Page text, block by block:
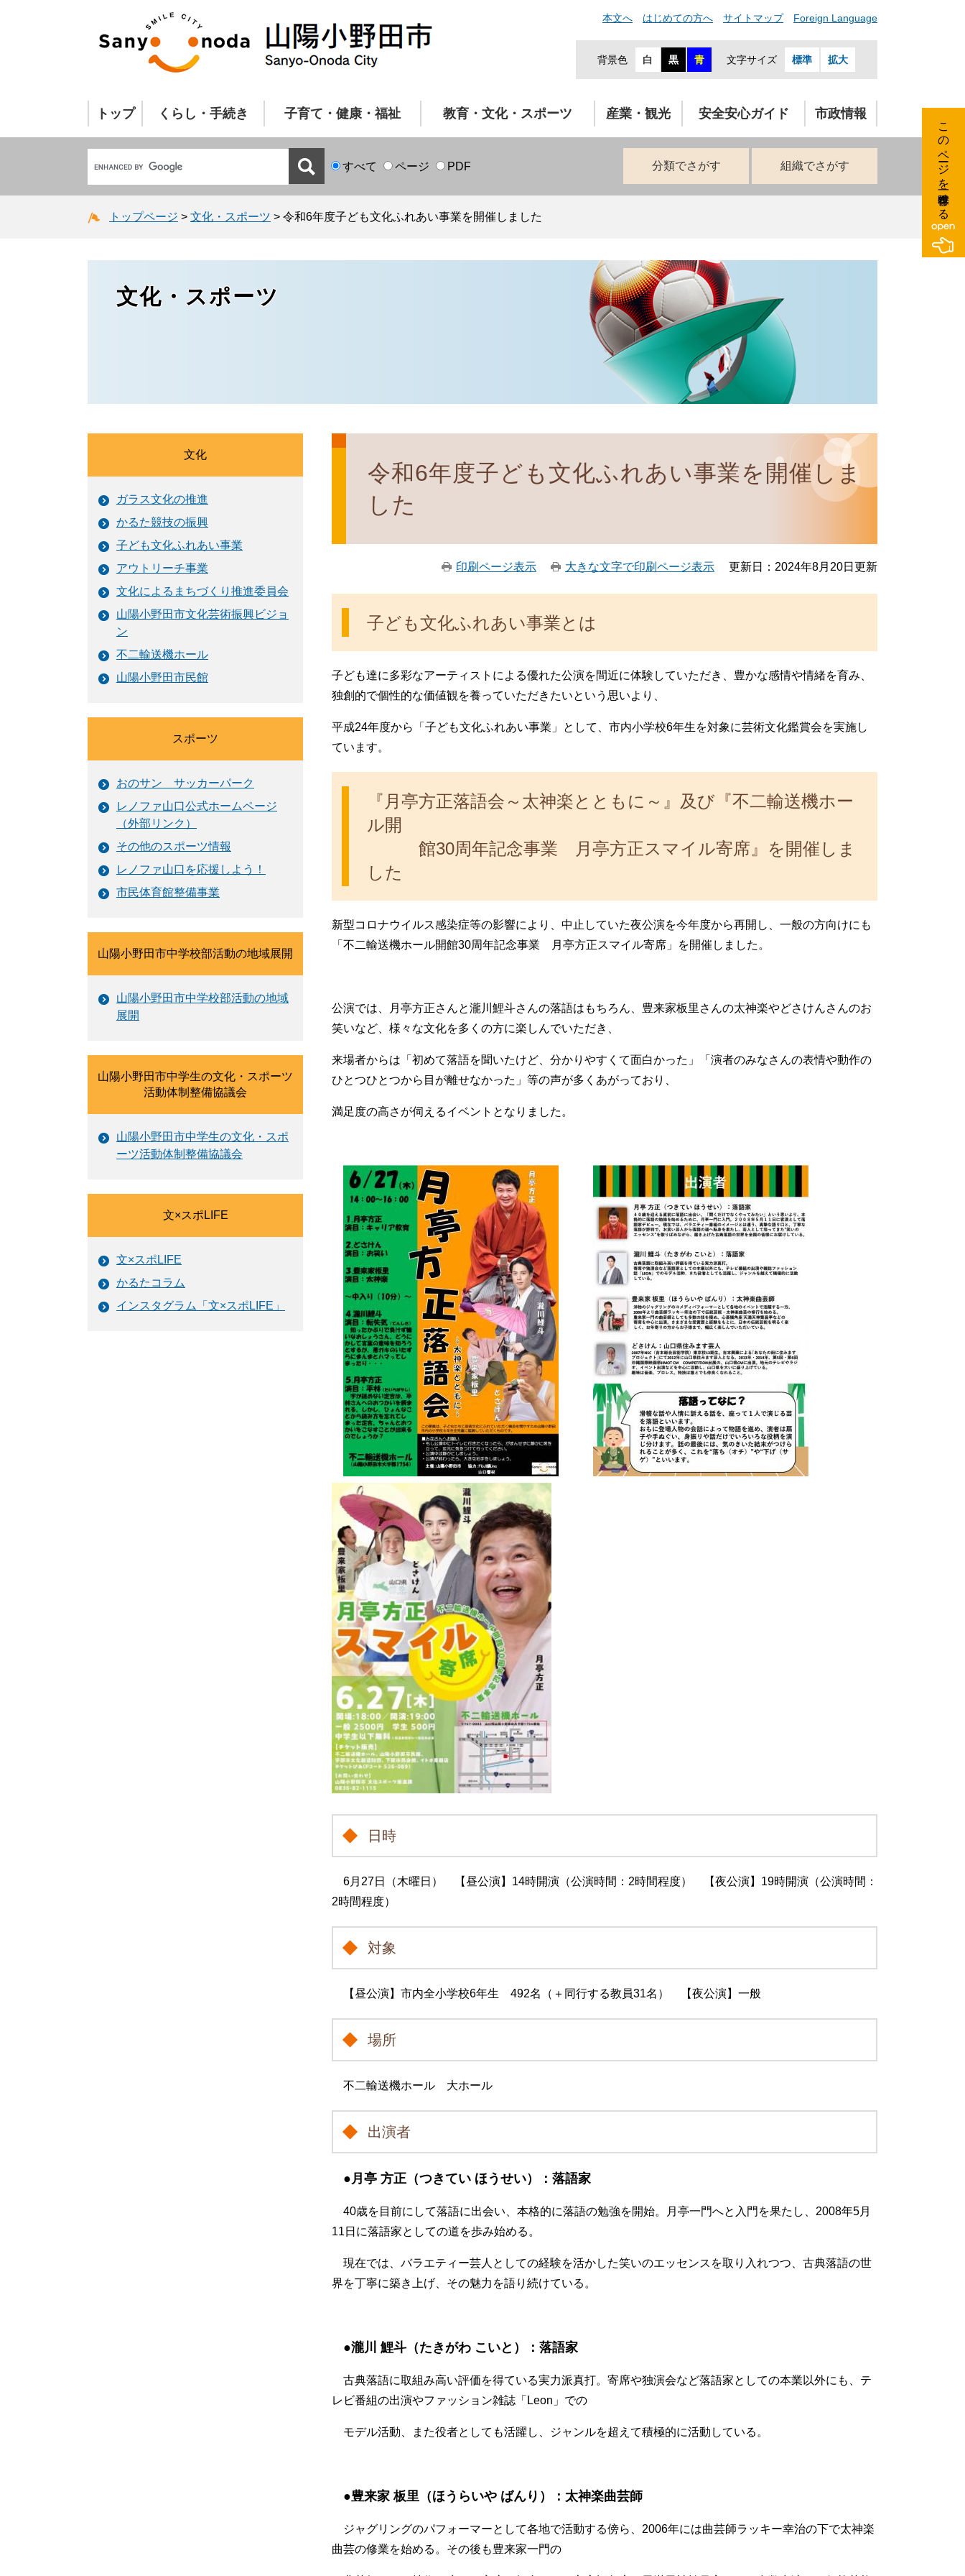
本文へ はじめての方へ サイトマップ Foreign Language
背景色 白 黒 青 文字サイズ 標準 拡大
トップ くらし・手続き 子育て・健康・福祉 教育・文化・スポーツ 産業・観光 安全安心ガイド 市政情報
すべて ページ PDF 分類でさがす 組織でさがす
トップページ > 文化・スポーツ > 令和6年度子ども文化ふれあい事業を開催しました
文化・スポーツ
令和6年度子ども文化ふれあい事業を開催しま
した
印刷ページ表示 大きな文字で印刷ページ表示 更新日：2024年8月20日更新
子ども文化ふれあい事業とは
子ども達に多彩なアーティストによる優れた公演を間近に体験していただき、豊かな感情や情緒を育み、
独創的で個性的な価値観を養っていただきたいという思いより、
平成24年度から「子ども文化ふれあい事業」として、市内小学校6年生を対象に芸術文化鑑賞会を実施し
ています。
『月亭方正落語会～太神楽とともに～』及び『不二輸送機ホー
ル開
館30周年記念事業 月亭方正スマイル寄席』を開催しま
した
新型コロナウイルス感染症等の影響により、中止していた夜公演を今年度から再開し、一般の方向けにも
「不二輸送機ホール開館30周年記念事業 月亭方正スマイル寄席」を開催しました。
公演では、月亭方正さんと瀧川鯉斗さんの落語はもちろん、豊来家板里さんの太神楽やどさけんさんのお
笑いなど、様々な文化を多くの方に楽しんでいただき、
来場者からは「初めて落語を聞いたけど、分かりやすくて面白かった」「演者のみなさんの表情や動作の
ひとつひとつから目が離せなかった」等の声が多くあがっており、
満足度の高さが伺えるイベントとなりました。
日時
6月27日（木曜日） 【昼公演】14時開演（公演時間：2時間程度） 【夜公演】19時開演（公演時間：
2時間程度）
対象
【昼公演】市内全小学校6年生 492名（＋同行する教員31名） 【夜公演】一般
場所
不二輸送機ホール 大ホール
出演者
●月亭 方正（つきてい ほうせい）：落語家
40歳を目前にして落語に出会い、本格的に落語の勉強を開始。月亭一門へと入門を果たし、2008年5月
11日に落語家としての道を歩み始める。
現在では、バラエティー芸人としての経験を活かした笑いのエッセンスを取り入れつつ、古典落語の世
界を丁寧に築き上げ、その魅力を語り続けている。
●瀧川 鯉斗（たきがわ こいと）：落語家
古典落語に取組み高い評価を得ている実力派真打。寄席や独演会など落語家としての本業以外にも、テ
レビ番組の出演やファッション雑誌「Leon」での
モデル活動、また役者としても活躍し、ジャンルを超えて積極的に活動している。
●豊来家 板里（ほうらいや ばんり）：太神楽曲芸師
ジャグリングのパフォーマーとして各地で活動する傍ら、2006年には曲芸師ラッキー幸治の下で太神楽
曲芸の修業を始める。その後も豊来家一門の
文化
ガラス文化の推進
かるた競技の振興
子ども文化ふれあい事業
アウトリーチ事業
文化によるまちづくり推進委員会
山陽小野田市文化芸術振興ビジョ
ン
不二輸送機ホール
山陽小野田市民館
スポーツ
おのサン サッカーパーク
レノファ山口公式ホームページ
（外部リンク）
その他のスポーツ情報
レノファ山口を応援しよう！
市民体育館整備事業
山陽小野田市中学校部活動の地域展開
山陽小野田市中学校部活動の地域
展開
山陽小野田市中学生の文化・スポーツ
活動体制整備協議会
山陽小野田市中学生の文化・スポ
ーツ活動体制整備協議会
文×スポLIFE
文×スポLIFE
かるたコラム
インスタグラム「文×スポLIFE」
このページを一時保存する